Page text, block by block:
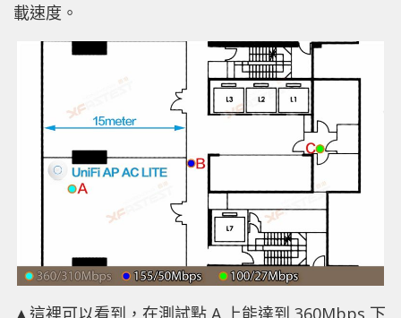
載速度。
▲這裡可以看到，在測試點 A 上能達到 360Mbps 下